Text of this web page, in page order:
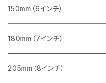
セグメント（特殊凸凹加工チップ）
セグメントタイプ
一般道路カッター用
355ｍｍ（14インチ）
一般道路カッター用
405mm（16インチ）
一般道路カッター用
455ｍｍ（18インチ）
みかげ石（御影石）切断用
コンクリート切断用
ブロック切断用
タイル切断用
みかげ石（御影石）切断用
コンクリート切断用
150mm（6インチ）
みかげ石（御影石）切断用
コンクリート切断用
180mm（7インチ）
みかげ石（御影石）切断用
205mm（8インチ）